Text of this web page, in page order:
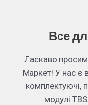
Все
Ласкаво
Маркет! У нас є
комплектуючі,
модулі